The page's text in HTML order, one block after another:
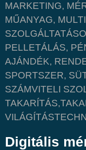
MARKETING,
MŰANYAG,
PELLETÁLÁS,
AJÁNDÉK,
SPORTSZER,
SZÁMVITELI
Digitális